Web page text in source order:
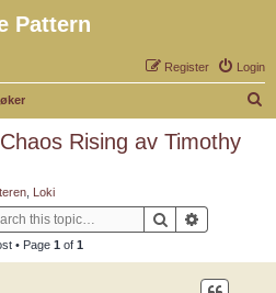
Pattern
Login
Register
Rising av Timothy
Loki
Search
• Page 1 of 1